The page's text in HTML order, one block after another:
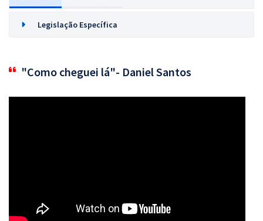
Legislação Específica
"Como cheguei lá"- Daniel Santos